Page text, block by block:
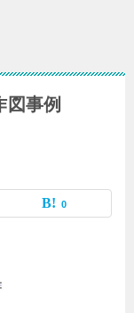
図事例
0